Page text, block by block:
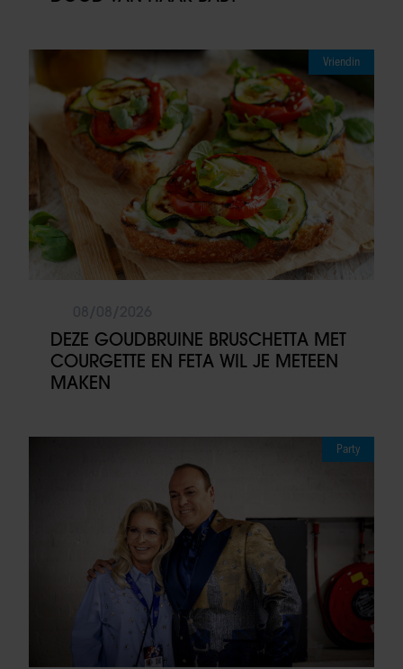
Vriendin
DEZE GOUDBRUINE BRUSCHETTA MET
COURGETTE EN FETA WIL JE METEEN
MAKEN
Party